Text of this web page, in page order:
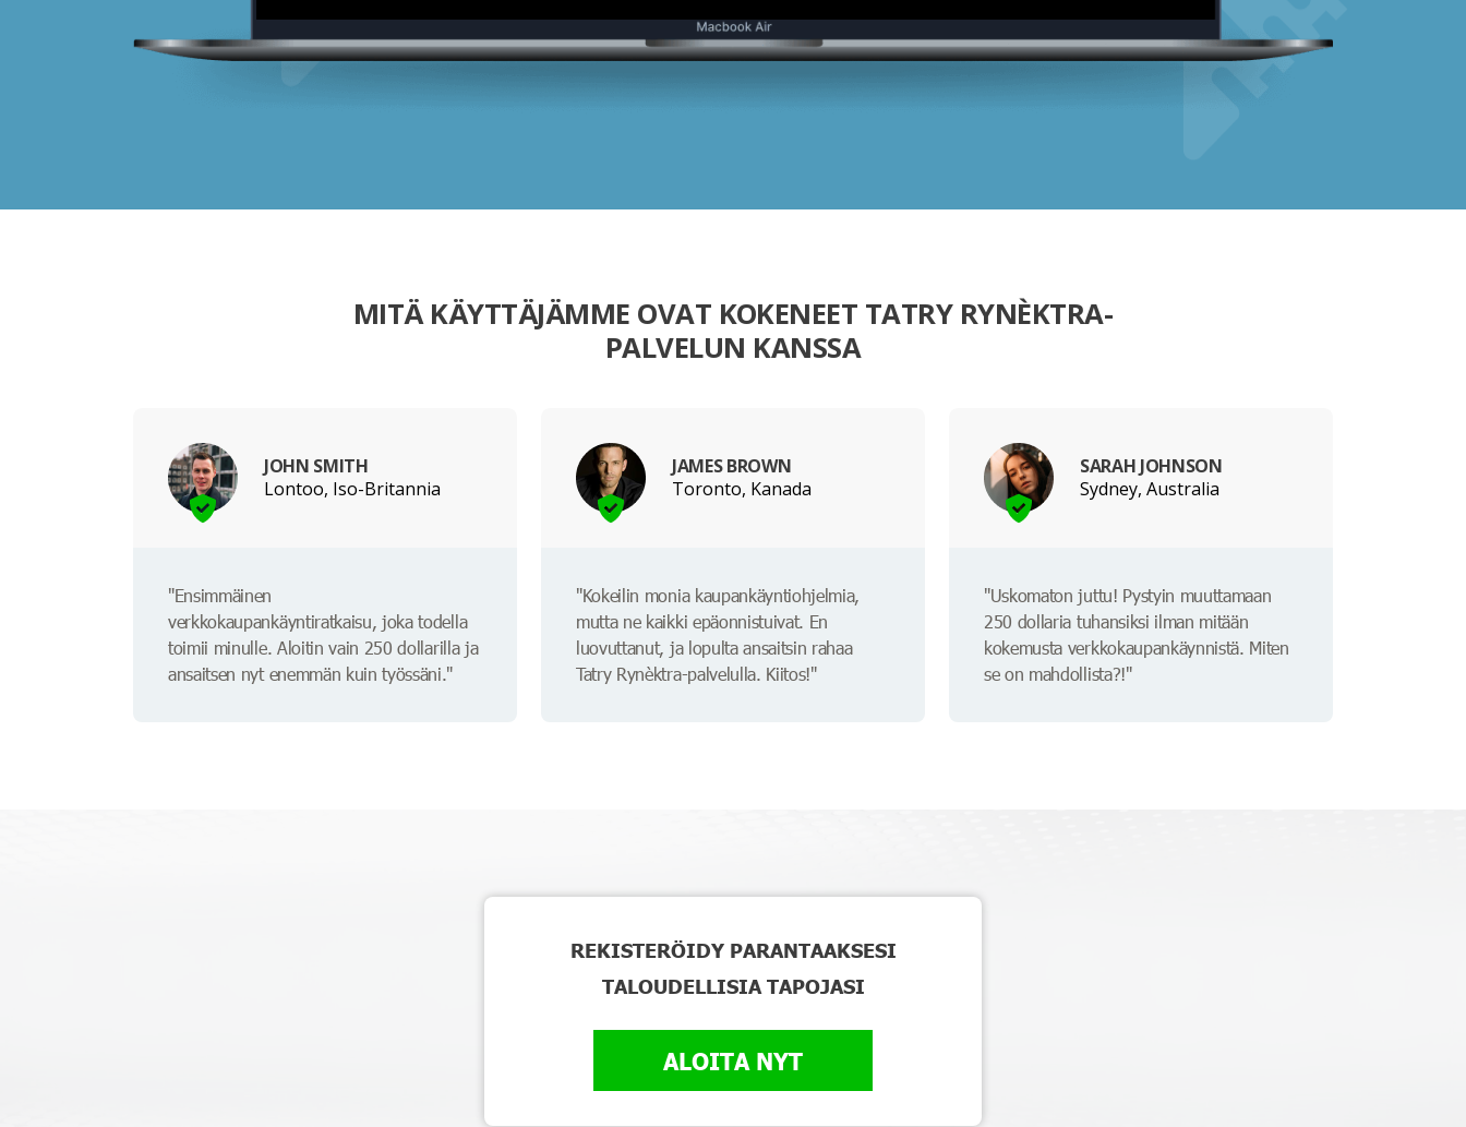
MITÄ KÄYTTÄJÄMME OVAT KOKENEET TATRY RYNÈKTRA-
PALVELUN KANSSA
JOHN SMITH
Lontoo, Iso-Britannia
"Ensimmäinen
verkkokaupankäyntiratkaisu, joka todella
toimii minulle. Aloitin vain 250 dollarilla ja
ansaitsen nyt enemmän kuin työssäni."
JAMES BROWN
Toronto, Kanada
"Kokeilin monia kaupankäyntiohjelmia,
mutta ne kaikki epäonnistuivat. En
luovuttanut, ja lopulta ansaitsin rahaa
Tatry Rynèktra-palvelulla. Kiitos!"
SARAH JOHNSON
Sydney, Australia
"Uskomaton juttu! Pystyin muuttamaan
250 dollaria tuhansiksi ilman mitään
kokemusta verkkokaupankäynnistä. Miten
se on mahdollista?!"
REKISTERÖIDY PARANTAAKSESI
TALOUDELLISIA TAPOJASI
ALOITA NYT